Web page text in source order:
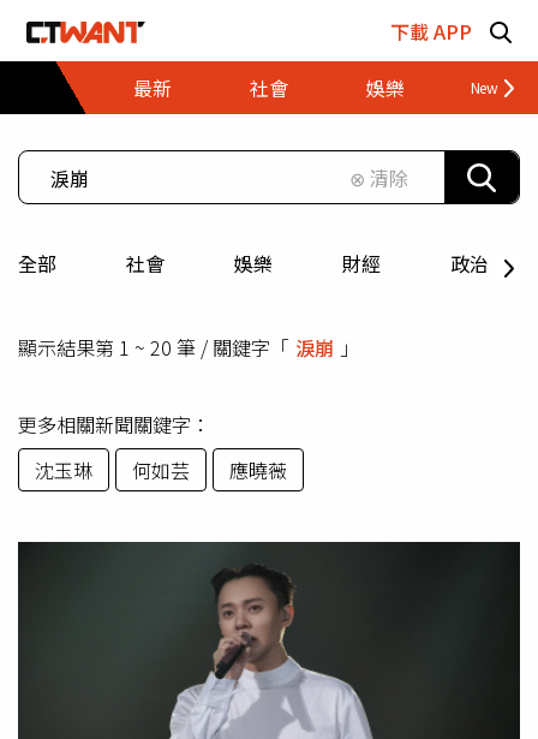
下載 APP
最新
社會 娛樂 財經
⊗ 清除
全部 社會 娛樂 財經 政治
顯示結果第 1 ~ 20 筆 / 關鍵字「 淚崩 」
更多相關新聞關鍵字：
沈玉琳
何如芸 應曉薇